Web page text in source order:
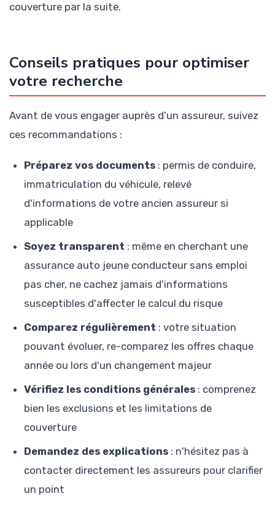
couverture par la suite.
Conseils pratiques pour optimiser
votre recherche
Avant de vous engager auprès d'un assureur, suivez
ces recommandations :
Préparez vos documents : permis de conduire,
immatriculation du véhicule, relevé
d'informations de votre ancien assureur si
applicable
Soyez transparent : même en cherchant une
assurance auto jeune conducteur sans emploi
pas cher, ne cachez jamais d'informations
susceptibles d'affecter le calcul du risque
Comparez régulièrement : votre situation
pouvant évoluer, re-comparez les offres chaque
année ou lors d'un changement majeur
Vérifiez les conditions générales : comprenez
bien les exclusions et les limitations de
couverture
Demandez des explications : n'hésitez pas à
contacter directement les assureurs pour clarifier
un point